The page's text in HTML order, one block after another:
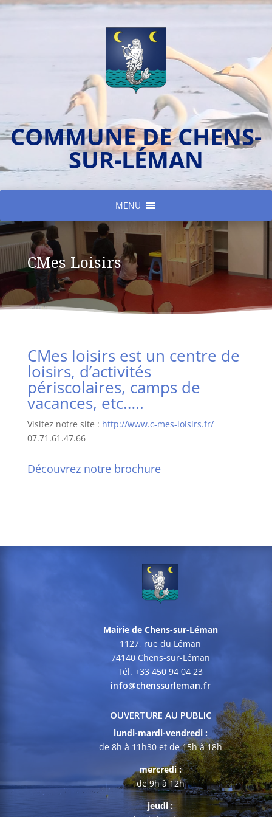
COMMUNE DE CHENS-
SUR-LÉMAN
MENU
CMes Loisirs
CMes loisirs est un centre de
loisirs, d’activités
périscolaires, camps de
vacances, etc…..
Visitez notre site : http://www.c-mes-loisirs.fr/
07.71.61.47.66
Découvrez notre brochure
Mairie de Chens-sur-Léman
1127, rue du Léman
74140 Chens-sur-Léman
Tél. +33 450 94 04 23
info@chenssurleman.fr
OUVERTURE AU PUBLIC
lundi-mardi-vendredi :
de 8h à 11h30 et de 15h à 18h
mercredi :
de 9h à 12h
jeudi :